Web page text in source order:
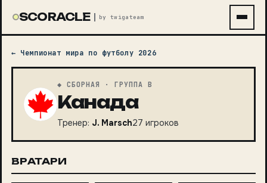
SCORACLE by twigateam
← Чемпионат мира по футболу 2026
◆ СБОРНАЯ · ГРУППА B
Канада
Тренер: J. Marsch27 игроков
ВРАТАРИ